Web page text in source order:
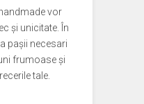
vor
și unicitate. În
pașii necesari
frumoase și
tale.